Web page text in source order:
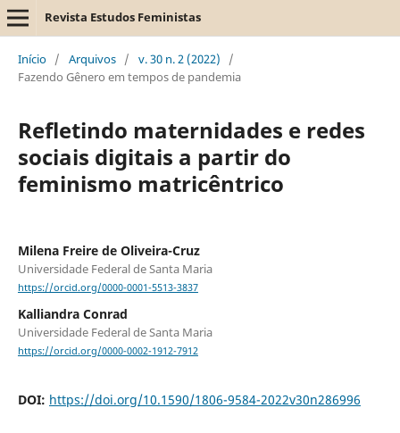
Revista Estudos Feministas
Início / Arquivos / v. 30 n. 2 (2022)
/
Fazendo Gênero em tempos de pandemia
Refletindo maternidades e redes
sociais digitais a partir do
feminismo matricêntrico
Milena Freire de Oliveira-Cruz
Universidade Federal de Santa Maria
https://orcid.org/0000-0001-5513-3837
Kalliandra Conrad
Universidade Federal de Santa Maria
https://orcid.org/0000-0002-1912-7912
DOI: https://doi.org/10.1590/1806-9584-2022v30n286996